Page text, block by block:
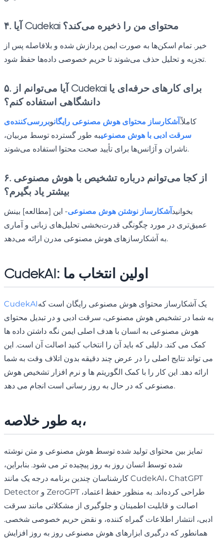
۴. آیا Cudekai محتوای من را ذخیره می‌کند؟
خیر. تمام اسکن‌ها به صورت ایمن پردازش شده و بلافاصله پس از
تجزیه و تحلیل حذف می‌شوند تا حریم خصوصی داده‌ها حفظ شود.
۵. آیا می‌توانم از Cudekai برای کارهای حرفه‌ای یا
دانشگاهی استفاده کنم؟
کاملاً.آشکارساز محتوای هوش مصنوعی رایگانوبررسی‌کننده‌ی
سرقت ادبی با هوش مصنوعیبه طور گسترده توسط مربیان،
ناشران و آژانس‌ها برای تأیید صحت محتوا استفاده می‌شوند.
۶. از کجا می‌توانم درباره تشخیص با هوش مصنوعی
بیشتر یاد بگیرم؟
بخوانیدآشکارساز نوشتن هوش مصنوعی- این [مطالعه] بینش
عمیق‌تری در مورد چگونگی قدرت‌بخشی تحلیل‌های زبانی و آماری
به آشکارسازهای هوش مصنوعی مدرن ارائه می‌دهد.
CudekAI: اولین انتخاب ما
CudekAIیک آشکارساز محتوای هوش مصنوعی رایگان است که
به شما در تشخیص هوش مصنوعی، سرقت ادبی و در تبدیل محتوای
هوش مصنوعی به انسان با هدف اصلی ایمن نگه داشتن داده ها
کمک می کند. دلیلی که باید آن را انتخاب کنید اصالت آن است. این
می تواند نتایج اصلی را در عرض چند دقیقه بدون اتلاف وقت به شما
ارائه دهد. این کار را با کمک الگوریتم ها و نرم افزار تشخیص هوش
مصنوعی که در حال به روز رسانی است انجام می دهد.
به طور خلاصه،
تمایز بین محتوای تولید شده توسط هوش مصنوعی و متن نوشته
شده توسط انسان روز به روز پیچیده تر می شود. بنابراین،
کارشناسان چندین برنامه درجه یک مانند CudekAI، ChatGPT
Detector و ZeroGPT طراحی کرده‌اند. به منظور حفظ اعتماد،
اصالت و قابلیت اطمینان و جلوگیری از مشکلاتی مانند سرقت
ادبی، انتشار اطلاعات گمراه کننده، و نقض حریم خصوصی شخصی.
همانطور که درگیری ابزارهای هوش مصنوعی روز به روز افزایش